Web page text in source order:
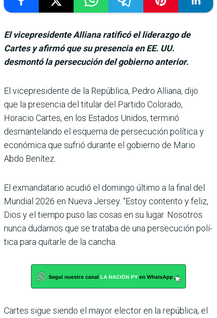
El vicepresidente Alliana ratificó el liderazgo de
Cartes y afirmó que su presencia en EE. UU.
desmontó la persecución del gobierno anterior.
El vicepresidente de la República, Pedro Alliana, dijo
que la presencia del titular del Par­tido Colorado,
Horacio Car­tes, en los Estados Unidos, terminó
desmantelando el esquema de persecución polí­tica y
económica que sufrió durante el gobierno de Mario
Abdo Benítez.
El exmandatario acudió el domingo último a la final del
Mundial 2026 en Nueva Jer­sey. “Estoy contento y feliz,
Dios y el tiempo puso las cosas en su lugar. Nosotros
nunca dudamos que se tra­taba de una persecución polí­
tica para quitarle de la cancha.
Cartes sigue siendo el mayor elector en la república, el